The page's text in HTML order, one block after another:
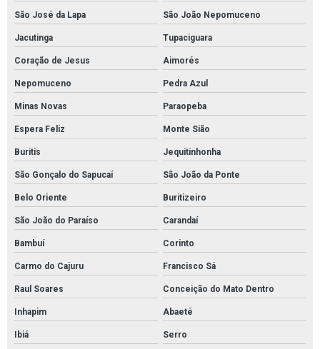
Kit de contenção de derramamento de óleo
Kit de proteção ambiental
Kit emergência ambiental sopep
Kit emergencial sopep
Kit emergência ambiental óleo
Kit mitigação completo sopep
Kit sopep
Kit sopep mantas brasil
Kit sopep para contenção de derramamento de petróleo
Manta absorvente industrial
Manta absorvente para derramamento de óleo industrial
São José da Lapa São João Nepomuceno
Jacutinga Tupaciguara
Coração de Jesus Aimorés
Nepomuceno Pedra Azul
Minas Novas Paraopeba
Espera Feliz Monte Sião
Buritis Jequitinhonha
São Gonçalo do Sapucaí São João da Ponte
Belo Oriente Buritizeiro
São João do Paraíso Carandaí
Bambuí Corinto
Carmo do Cajuru Francisco Sá
Raul Soares Conceição do Mato Dentro
Inhapim Abaeté
Ibiá Serro